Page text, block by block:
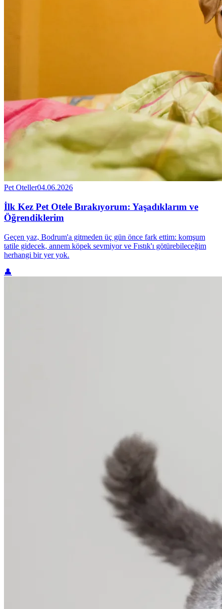
Pet Oteller04.06.2026
İlk Kez Pet Otele Bırakıyorum: Yaşadıklarım ve
Öğrendiklerim
Geçen yaz, Bodrum'a gitmeden üç gün önce fark ettim: komşum
tatile gidecek, annem köpek sevmiyor ve Fıstık'ı götürebileceğim
herhangi bir yer yok.
👤